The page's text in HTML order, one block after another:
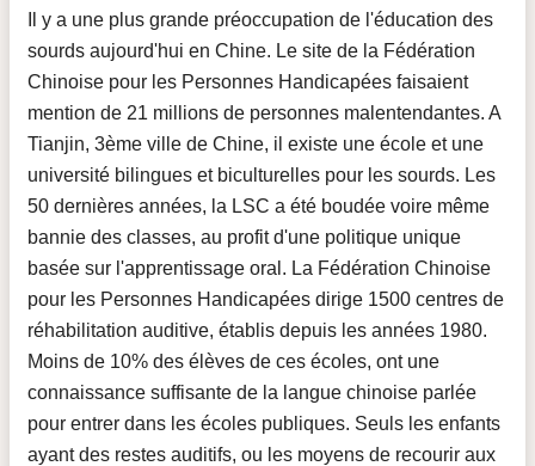
Il y a une plus grande préoccupation de l'éducation des
sourds aujourd'hui en Chine. Le site de la Fédération
Chinoise pour les Personnes Handicapées faisaient
mention de 21 millions de personnes malentendantes. A
Tianjin, 3ème ville de Chine, il existe une école et une
université bilingues et biculturelles pour les sourds. Les
50 dernières années, la LSC a été boudée voire même
bannie des classes, au profit d'une politique unique
basée sur l'apprentissage oral. La Fédération Chinoise
pour les Personnes Handicapées dirige 1500 centres de
réhabilitation auditive, établis depuis les années 1980.
Moins de 10% des élèves de ces écoles, ont une
connaissance suffisante de la langue chinoise parlée
pour entrer dans les écoles publiques. Seuls les enfants
ayant des restes auditifs, ou les moyens de recourir aux